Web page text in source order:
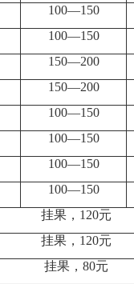
100—150
100—150
150—200
150—200
100—150
100—150
100—150
100—150
挂果， 120元
挂果， 120元
挂果， 80元